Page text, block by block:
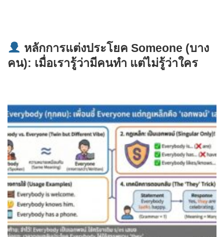
หลักการแต่งประโยค Someone (บาง
คน): เมื่อเรารู้ว่ามีคนทำ แต่ไม่รู้ว่าใคร